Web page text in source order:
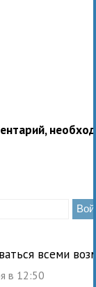
всеми
в 12:50